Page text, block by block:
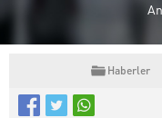
Haberler